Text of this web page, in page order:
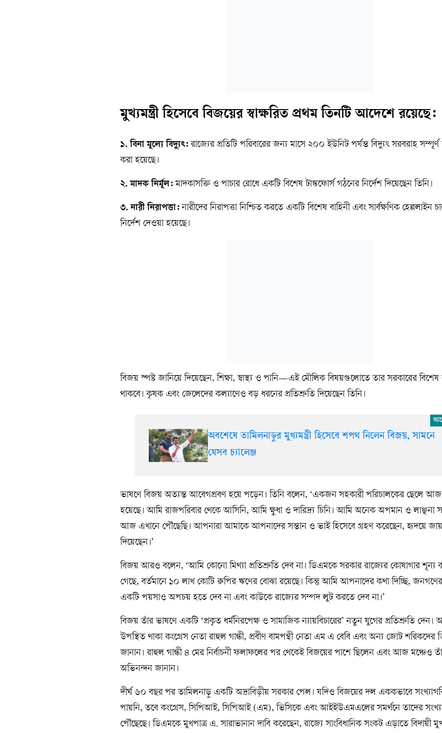
মুখ্যমন্ত্রী হিসেবে বিজয়ের স্বাক্ষরিত প্রথম তিনটি আদেশে রয়েছে:
১. বিনা মূল্যে বিদ্যুৎ: রাজ্যের প্রতিটি পরিবারের জন্য মাসে ২০০ ইউনিট পর্যন্ত বিদ্যুৎ সরবরাহ সম্পূর্ণ
করা হয়েছে।
২. মাদক নির্মূল: মাদকাসক্তি ও পাচার রোধে একটি বিশেষ টাস্কফোর্স গঠনের নির্দেশ দিয়েছেন তিনি।
৩. নারী নিরাপত্তা: নারীদের নিরাপত্তা নিশ্চিত করতে একটি বিশেষ বাহিনী এবং সার্বক্ষণিক হেল্পলাইন
নির্দেশ দেওয়া হয়েছে।
বিজয় স্পষ্ট জানিয়ে দিয়েছেন, শিক্ষা, স্বাস্থ্য ও পানি—এই মৌলিক বিষয়গুলোতে তার সরকারের
থাকবে। কৃষক এবং জেলেদের কল্যাণেও বড় ধরনের প্রতিশ্রুতি দিয়েছেন তিনি।
অবশেষে তামিলনাড়ুর মুখ্যমন্ত্রী হিসেবে শপথ নিলেন বিজয়, সামনে
যেসব চ্যালেঞ্জ
ভাষণে বিজয় অত্যন্ত আবেগপ্রবণ হয়ে পড়েন। তিনি বলেন, ‘একজন সহকারী পরিচালকের ছেলে আজ
হয়েছে। আমি রাজপরিবার থেকে আসিনি, আমি ক্ষুধা ও দারিদ্র্য চিনি। আমি অনেক অপমান ও লাঞ্ছনা
আজ এখানে পৌঁছেছি। আপনারা আমাকে আপনাদের সন্তান ও ভাই হিসেবে গ্রহণ করেছেন, হৃদয়ে
দিয়েছেন।’
বিজয় আরও বলেন, ‘আমি কোনো মিথ্যা প্রতিশ্রুতি দেব না। ডিএমকে সরকার রাজ্যের কোষাগার শূন্য
গেছে, বর্তমানে ১০ লাখ কোটি রুপির ঋণের বোঝা রয়েছে। কিন্তু আমি আপনাদের কথা দিচ্ছি,
একটি পয়সাও অপচয় হতে দেব না এবং কাউকে রাজ্যের সম্পদ লুট করতে দেব না।’
বিজয় তাঁর ভাষণে একটি ‘প্রকৃত ধর্মনিরপেক্ষ ও সামাজিক ন্যায়বিচারের’ নতুন যুগের প্রতিশ্রুতি দেন।
উপস্থিত থাকা কংগ্রেস নেতা রাহুল গান্ধী, প্রবীণ বামপন্থী নেতা এম এ বেবি এবং অন্য জোট শরিকদের
জানান। রাহুল গান্ধী ৪ মের নির্বাচনী ফলাফলের পর থেকেই বিজয়ের পাশে ছিলেন এবং আজ মঞ্চেও
অভিনন্দন জানান।
দীর্ঘ ৬০ বছর পর তামিলনাড়ু একটি অদ্রাবিড়ীয় সরকার পেল। যদিও বিজয়ের দল এককভাবে
পায়নি, তবে কংগ্রেস, সিপিআই, সিপিআই (এম), ভিসিকে এবং আইইউএমএলের সমর্থনে তাদের
পৌঁছেছে। ডিএমকে মুখপাত্র এ. সারাভানান দাবি করেছেন, রাজ্যে সাংবিধানিক সংকট এড়াতে বিদায়ী